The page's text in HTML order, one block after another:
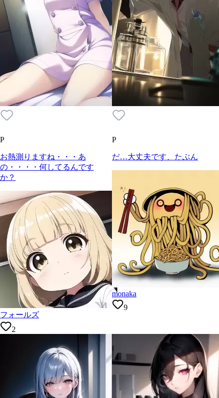
P
お熱測りますね・・・あ
の・・・・何してるんです
か？
フォールズ
2
P
だ…大丈夫です、たぶん
monaka
9